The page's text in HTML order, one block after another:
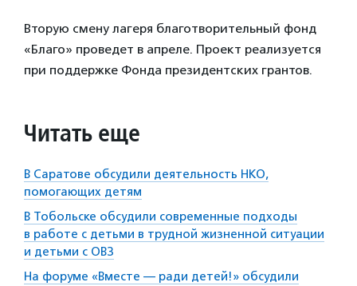
Вторую смену лагеря благотворительный фонд
«Благо» проведет в апреле. Проект реализуется
при поддержке Фонда президентских грантов.
Читать еще
В Саратове обсудили деятельность НКО,
помогающих детям
В Тобольске обсудили современные подходы
в работе с детьми в трудной жизненной ситуации
и детьми с ОВЗ
На форуме «Вместе — ради детей!» обсудили